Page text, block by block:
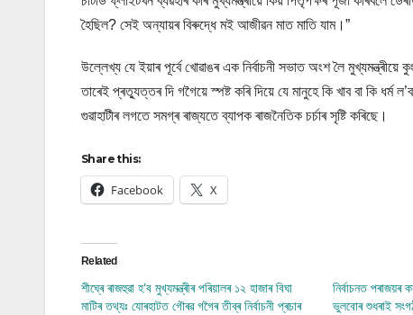
হৈছিল? সেই অন্যায়ৰ বিৰুদ্ধে মই আজীৱন মাত মাতি যাম।”
উল্লেখ্য যে ইয়াৰ পূৰ্বে খোৱাঙৰ এক নিৰ্বাচনী সভাত অংশ লৈ
তাৰেই প্ৰত্যুত্তৰ দি গগৈয়ে স্পষ্ট কৰি দিয়ে যে মানুহে কি খাব বা কি
গুৱাহাটীৰ লগতে সমগ্ৰ ৰাজ্যতে ব্যাপক ৰাজনৈতিক চৰ্চাৰ সৃষ্টি কৰিছে।
Share this:
Facebook X
Related
শীঘ্ৰে ৰাজহুৱা হ’ব মুখ্যমন্ত্ৰীৰ পৰিয়ালৰ ১২ হাজাৰ বিঘা
মাটিৰ তথ্যঃ যোৰহাটত গৌৰৱ গগৈৰ তীব্ৰ নিৰ্বাচনী প্ৰচাৰ
নিৰ্বাচনত পৰাজয়ৰ
ভুলবোৰ শুধৰাই